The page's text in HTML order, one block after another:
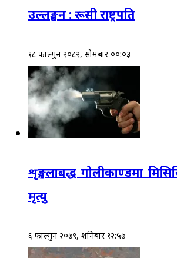
उल्लङ्घन : रूसी राष्ट्रपति
१८ फाल्गुन २०८२, सोमबार ००:०३
शृङ्खलाबद्ध गोलीकाण्डमा
मृत्यु
६ फाल्गुन २०७९, शनिबार १२:५७